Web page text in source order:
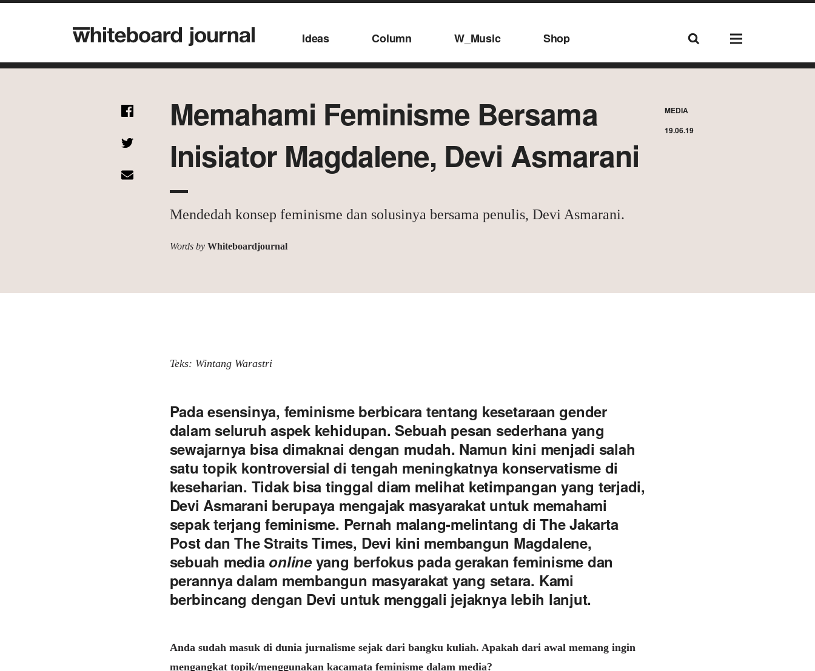
Ideas Column W_Music Shop
MEDIA
19.06.19
Memahami Feminisme Bersama
Inisiator Magdalene, Devi Asmarani
Mendedah konsep feminisme dan solusinya bersama penulis, Devi Asmarani.
Words by Whiteboardjournal
Teks: Wintang Warastri
Pada esensinya, feminisme berbicara tentang kesetaraan gender
dalam seluruh aspek kehidupan. Sebuah pesan sederhana yang
sewajarnya bisa dimaknai dengan mudah. Namun kini menjadi salah
satu topik kontroversial di tengah meningkatnya konservatisme di
keseharian. Tidak bisa tinggal diam melihat ketimpangan yang terjadi,
Devi Asmarani berupaya mengajak masyarakat untuk memahami
sepak terjang feminisme. Pernah malang-melintang di The Jakarta
Post dan The Straits Times, Devi kini membangun Magdalene,
sebuah media onlineyang berfokus pada gerakan feminisme dan
perannya dalam membangun masyarakat yang setara. Kami
berbincang dengan Devi untuk menggali jejaknya lebih lanjut.
Anda sudah masuk di dunia jurnalisme sejak dari bangku kuliah. Apakah dari awal memang ingin
mengangkat topik/menggunakan kacamata feminisme dalam media?